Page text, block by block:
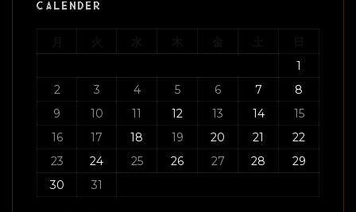
CALENDER
1
2
3 4 5 6 7
8
9
10 11 12 13 14
15
16
17 18 19 20 21
22
23
24 25 26 27 28
29
30
31